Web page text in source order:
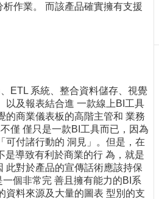
作業。 而該產品確實擁有支援
ETL 系統、整合資料儲存、視覺
以及報表結合進 一款線上BI工具
的商業儀表板的高階主管和 業務
僅 僅只是一款BI工具而已，因為
可付諸行動的 洞見」。但是，在
是導致有利於商業的行 為，就是
此對於產品的宣傳話術應該持保
個非常完 善且擁有能力的BI系
資料來源及大量的圖表 型別的支